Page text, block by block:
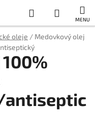
Hľadať
KOŠÍK
oleje / Medovkový olej